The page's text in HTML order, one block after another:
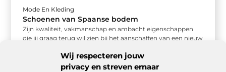
Wij respecteren jouw
privacy en streven ernaar
Mode En Kleding
Schoenen van Spaanse bodem
Zijn kwaliteit, vakmanschap en ambacht eigenschappen
die jij graag terug wil zien bij het aanschaffen van een nieuw